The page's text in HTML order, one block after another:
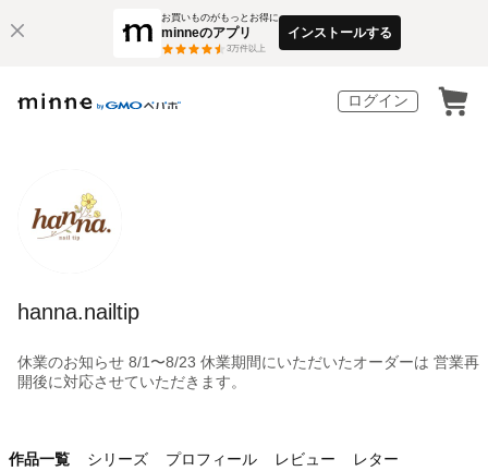
お買いものがもっとお得に
minneのアプリ
3万件以上
インストールする
ログイン
hanna.nailtip
休業のお知らせ 8/1〜8/23 休業期間にいただいたオーダーは 営業再
開後に対応させていただきます。
作品一覧 シリーズ プロフィール レビュー レター